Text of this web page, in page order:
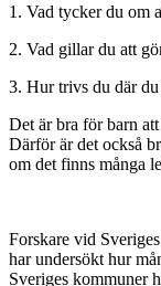
1. Vad tycker du om
2. Vad gillar du att
3. Hur trivs du där
Det är bra för barn
Därför är det också
om det finns många
Forskare vid
har undersökt hur
Sveriges kommuner